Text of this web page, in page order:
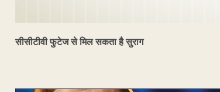
सीसीटीवी फुटेज से मिल सकता है सुराग